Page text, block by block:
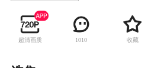
弃义还打了兔子
一个吃得饱穿的暖
超清画质 1010 收藏